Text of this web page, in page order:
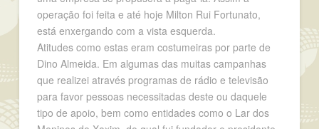
operação foi feita e até hoje Milton Rui Fortunato,
está enxergando com a vista esquerda.
Atitudes como estas eram costumeiras por parte de
Dino Almeida. Em algumas das muitas campanhas
que realizei através programas de rádio e televisão
para favor pessoas necessitadas deste ou daquele
tipo de apoio, bem como entidades como o Lar dos